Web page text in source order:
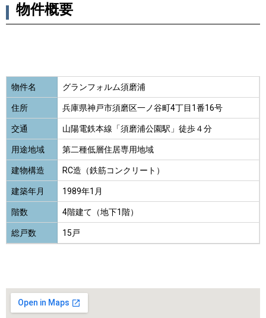
物件概要
物件名 グランフォルム須磨浦
住所 兵庫県神戸市須磨区一ノ谷町4丁目1番16号
交通 山陽電鉄本線「須磨浦公園駅」徒歩４分
用途地域 第二種低層住居専用地域
建物構造 RC造（鉄筋コンクリート）
建築年月 1989年1月
階数 4階建て（地下1階）
総戸数 15戸